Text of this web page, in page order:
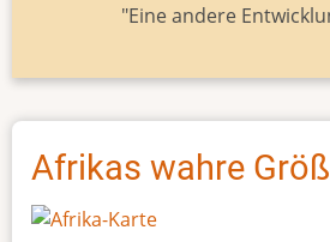
"Eine andere
Afrikas wahre